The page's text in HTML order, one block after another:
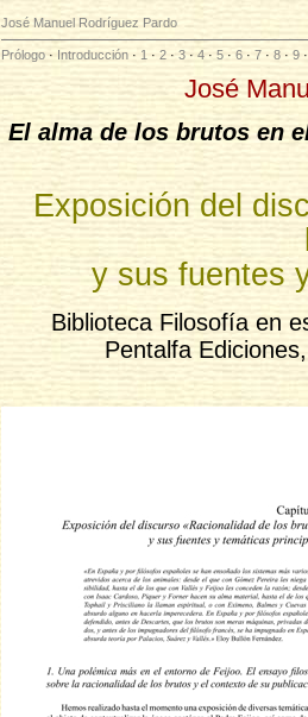
José Manuel Rodríguez Pardo
Prólogo · Introducción · 1 · 2 ·3 · 4 · 5 · 6 · 7 · 8 · 9
José
El alma de los brutos en
Exposición del
y sus fuentes
Biblioteca Filosofía en
Pentalfa